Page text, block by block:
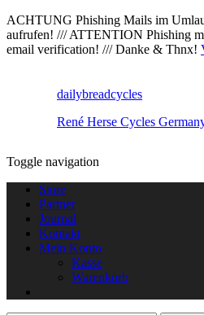
ACHTUNG Phishing Mails im
aufrufen! /// ATTENTION Phishing
email verification! /// Danke & Thnx!
dailybreadcycles
René Herse Cycles
Toggle navigation
Store
Partner
Journal
Kontakt
Mein Konto
Kasse
Warenkorb